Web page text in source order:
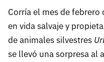
Corría el mes de
en vida salvaje y
de animales silvestres
se llevó una sorpresa al